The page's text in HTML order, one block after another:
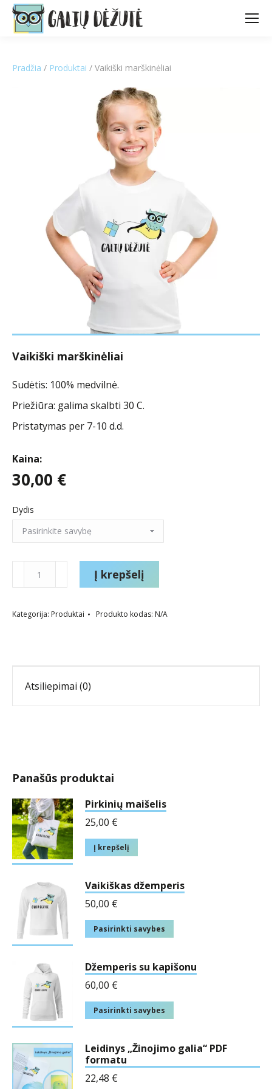
Pradžia / Produktai / Vaikiški marškinėliai
Vaikiški marškinėliai
Sudėtis: 100% medvilnė.
Priežiūra: galima skalbti 30 C.
Pristatymas per 7-10 d.d.
Kaina:
30,00 €
Dydis
Į krepšelį
Kategorija: Produktai Produkto kodas: N/A
Atsiliepimai (0)
Panašūs produktai
Pirkinių maišelis
25,00 €
Į krepšelį
Vaikiškas džemperis
50,00 €
Pasirinkti savybes
Džemperis su kapišonu
60,00 €
Pasirinkti savybes
Leidinys „Žinojimo galia“ PDF
formatu
22,48 €